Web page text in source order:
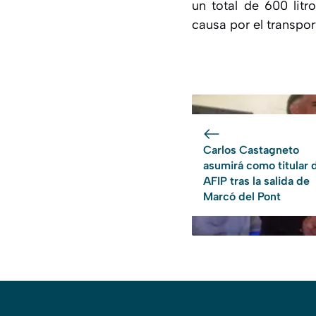
un total de 600
causa por el
Carlos Castagneto
asumirá como titular
AFIP tras la salida de
Marcó del Pont